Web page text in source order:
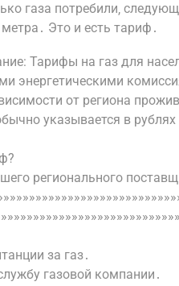
газа потребили‚
Это и есть тариф․
Тарифы на газ для
энергетическими
от региона
указывается в
регионального
за газ․
газовой компании․